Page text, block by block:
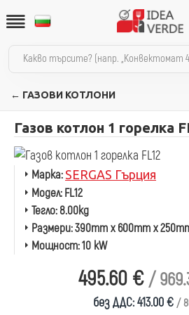
← ГАЗОВИ КОТЛОНИ
Газов котлон 1 горелка
495.60 € /
без ДДС: 413.00 € /
Марка: SERGAS Гърция
Модел:FL12
Тегло:8.00kg
Размери:390mm x 600mm x
Мощност:10 kW